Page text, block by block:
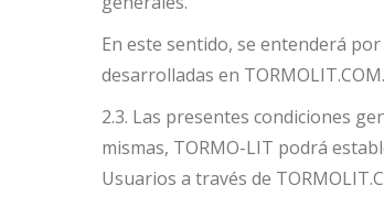
En este sentido, se entenderá
desarrolladas en TORMOLIT.COM.
2.3. Las presentes condiciones
mismas, TORMO-LIT podrá
Usuarios a través de